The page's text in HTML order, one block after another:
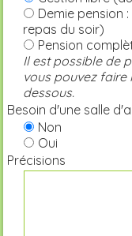
Demie pension
repas du soir)
Pension
Il est possible de
vous pouvez faire
dessous.
Besoin d'une salle
Non
Oui
Précisions